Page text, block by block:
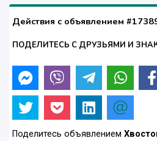
Действия с объявлением
ПОДЕЛИТЕСЬ С ДРУЗЬЯМИ И
Поделитесь объявлением